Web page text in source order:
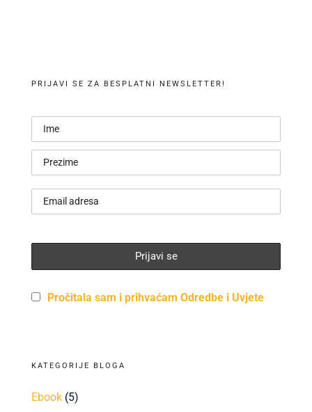
PRIJAVI SE ZA BESPLATNI NEWSLETTER!
Pročitala sam i prihvaćam Odredbe i Uvjete
KATEGORIJE BLOGA
Ebook (5)